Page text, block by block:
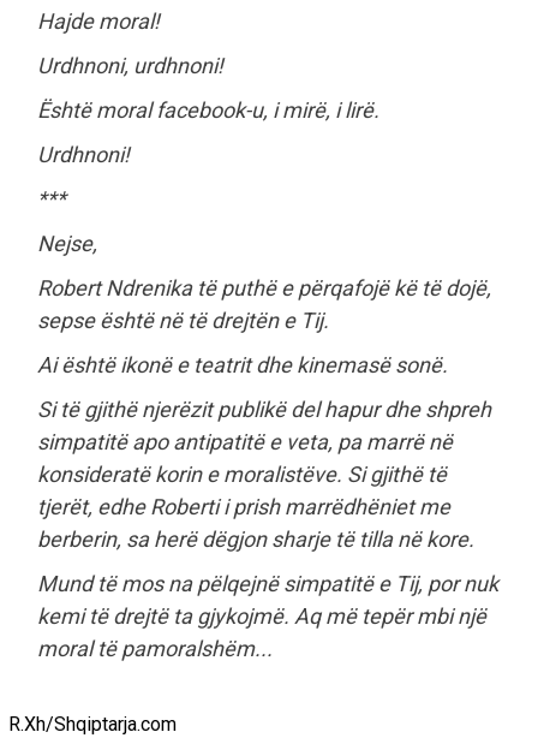
Hajde moral!
Urdhnoni, urdhnoni!
Është moral facebook-u, i mirë, i lirë.
Urdhnoni!
***
Nejse,
Robert Ndrenika të puthë e përqafojë kë të dojë,
sepse është në të drejtën e Tij.
Ai është ikonë e teatrit dhe kinemasë sonë.
Si të gjithë njerëzit publikë del hapur dhe shpreh
simpatitë apo antipatitë e veta, pa marrë në
konsideratë korin e moralistëve. Si gjithë të
tjerët, edhe Roberti i prish marrëdhëniet me
berberin, sa herë dëgjon sharje të tilla në kore.
Mund të mos na pëlqejnë simpatitë e Tij, por nuk
kemi të drejtë ta gjykojmë. Aq më tepër mbi një
moral të pamoralshëm...
R.Xh/Shqiptarja.com